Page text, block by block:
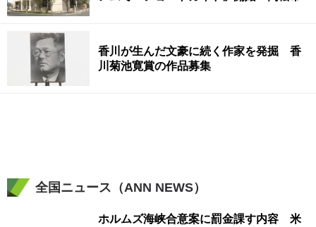
香川が生んだ文豪に続く作家を発掘 香
川菊池寛賞の作品募集
全国ニュース（ANN NEWS）
ホルムズ海峡合意案に罰金課す内容 米